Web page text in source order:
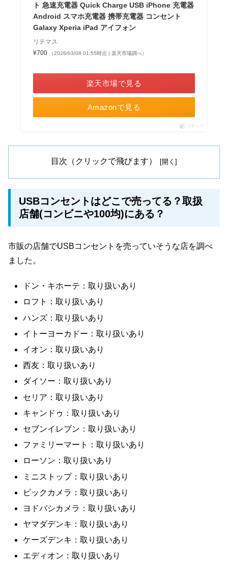
ト 急速充電器 Quick Charge USB iPhone 充電器
Android スマホ充電器 携帯充電器 コンセント
Galaxy Xperia iPad アイフォン
リテマス
¥700
（2026/03/08 01:55時点 | 楽天市場調べ）
Amazonで見る
楽天市場で見る
ポチップ
目次（クリックで飛びます）
USBコンセントはどこで売ってる？取扱
店舗(コンビニや100均)にある？
市販の店舗でUSBコンセントを売っていそうな店を調べ
ました。
ドン・キホーテ：取り扱いあり
ロフト：取り扱いあり
ハンズ：取り扱いあり
イトーヨーカドー：取り扱いあり
イオン：取り扱いあり
西友：取り扱いあり
ダイソー：取り扱いあり
セリア：取り扱いあり
キャンドゥ：取り扱いあり
セブンイレブン：取り扱いあり
ファミリーマート：取り扱いあり
ローソン：取り扱いあり
ミニストップ：取り扱いあり
ビックカメラ：取り扱いあり
ヨドバシカメラ：取り扱いあり
ヤマダデンキ：取り扱いあり
ケーズデンキ：取り扱いあり
エディオン：取り扱いあり